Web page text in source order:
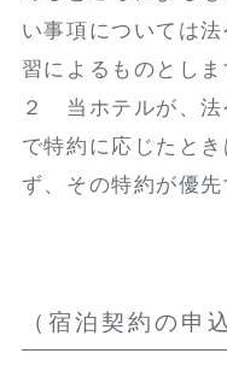
い事項については
習によるものとしま
２ 当ホテルが、法
で特約に応じたと
ず、その特約が優先
（宿泊契約の申